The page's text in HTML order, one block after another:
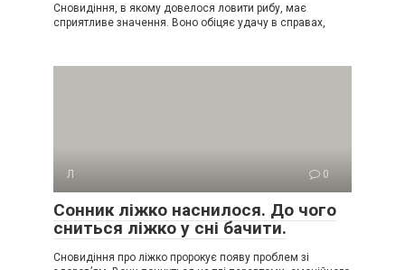
Сновидіння, в якому довелося ловити рибу, має
сприятливе значення. Воно обіцяє удачу в справах,
Л 0
Сонник ліжко наснилося. До чого
сниться ліжко у сні бачити.
Сновидіння про ліжко пророкує появу проблем зі